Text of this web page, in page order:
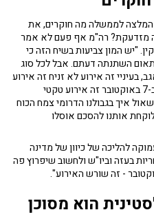
המלצה לממשלה מה חוקרים, את
מזדעקת? רה"מ אף פעם לא אמר
"יש המון צביעות בשיח הזה כי
השתנתה דעתם. אבל לכל סוג
בעיניי זה אירוע לא זניח זה אירוע
אידיאולוגי. יש מי שטוען שמה שקרה ב-7 באוקטובר זה אירוע טקטי
איך בגבולנו הדרומי צמח הכוח
אותנו להסכם אוסלו
להליכה של כיוון של מדינה
בעזה וביו"ש ולחשוב שיפרוץ פה
הוא מסוכן